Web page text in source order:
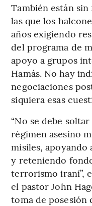
También están
las que los
años exigiendo
del programa de
apoyo a grupos
Hamás. No hay
negociaciones
siquiera esas
“No se debe
régimen asesino
misiles, apoyando
y reteniendo
terrorismo iraní”,
el pastor John
toma de posesión